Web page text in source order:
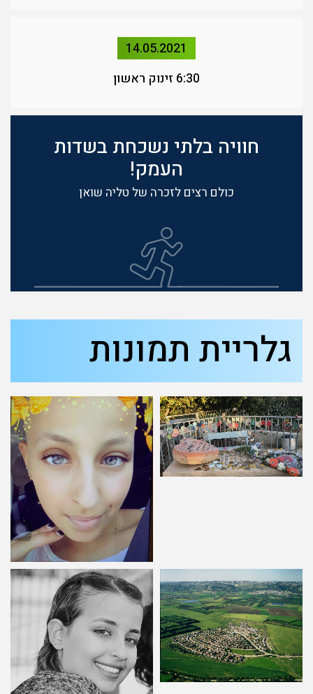
14.05.2021
6:30 זינוק ראשון
חוויה בלתי נשכחת בשדות
העמק!
כולם רצים לזכרה של טליה שואן
גלריית תמונות